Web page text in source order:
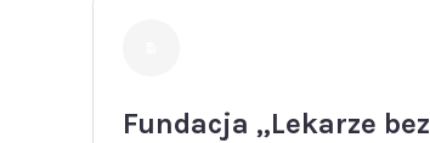
Fundacja „Lekarze bez